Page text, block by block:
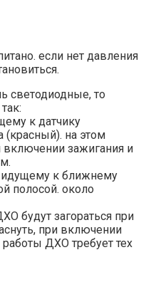
если нет давления
светодиодные, то
к датчику
(красный). на этом
включении зажигания и
к ближнему
полосой. около
будут загораться при
при включении
ДХО требует тех